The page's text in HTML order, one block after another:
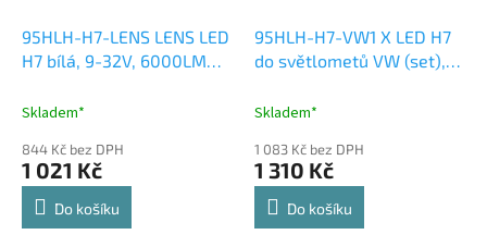
95HLH-H7-LENS LENS LED
H7 bílá, 9-32V, 6000LM
Skladem*
844 Kč bez DPH
1 021 Kč
Do košíku
95HLH-H7-VW1 X LED H7
do světlometů VW (set),
Skladem*
1 083 Kč bez DPH
1 310 Kč
Do košíku